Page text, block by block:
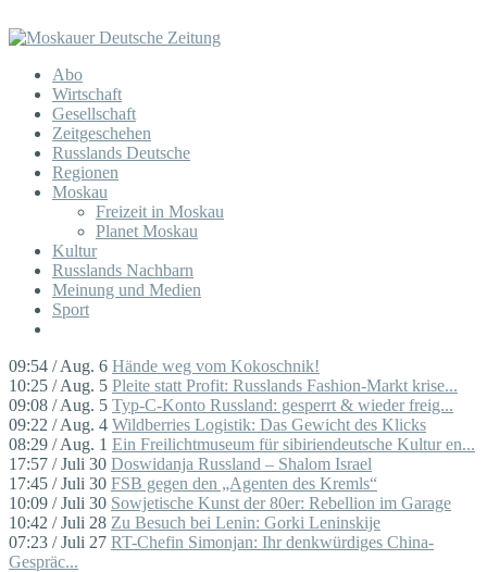
Abo
Wirtschaft
Gesellschaft
Zeitgeschehen
Russlands Deutsche
Regionen
Moskau
Freizeit in Moskau
Planet Moskau
Kultur
Russlands Nachbarn
Meinung und Medien
Sport
09:54 / Aug. 6 Hände weg vom Kokoschnik!
10:25 / Aug. 5 Pleite statt Profit: Russlands Fashion-Markt krise...
09:08 / Aug. 5 Typ-C-Konto Russland: gesperrt & wieder freig...
09:22 / Aug. 4 Wildberries Logistik: Das Gewicht des Klicks
08:29 / Aug. 1 Ein Freilichtmuseum für sibiriendeutsche Kultur en...
17:57 / Juli 30 Doswidanja Russland – Shalom Israel
17:45 / Juli 30 FSB gegen den „Agenten des Kremls“
10:09 / Juli 30 Sowjetische Kunst der 80er: Rebellion im Garage
10:42 / Juli 28 Zu Besuch bei Lenin: Gorki Leninskije
07:23 / Juli 27 RT-Chefin Simonjan: Ihr denkwürdiges China-
Gespräc...